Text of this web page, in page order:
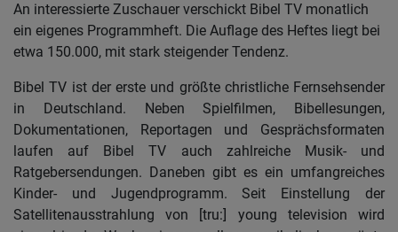
An interessierte Zuschauer verschickt Bibel TV monatlich
ein eigenes Programmheft. Die Auflage des Heftes liegt bei
etwa 150.000, mit stark steigender Tendenz.
Bibel TV ist der erste und größte christliche Fernsehsender
in Deutschland. Neben Spielfilmen, Bibellesungen,
Dokumentationen, Reportagen und Gesprächsformaten
laufen auf Bibel TV auch zahlreiche Musik- und
Ratgebersendungen. Daneben gibt es ein umfangreiches
Kinder- und Jugendprogramm. Seit Einstellung der
Satellitenausstrahlung von [tru:] young television wird